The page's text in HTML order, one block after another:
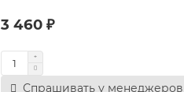
3 460 ₽
Спрашивать у менеджеров